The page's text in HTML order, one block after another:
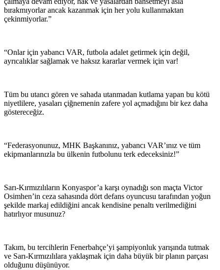
bırakmıyorlar ancak kazanmak için her yolu kullanmaktan
çekinmiyorlar.”
“Onlar için yabancı VAR, futbola adalet getirmek için değil,
ayrıcalıklar sağlamak ve haksız kararlar vermek için var!
Tüm bu utancı gören ve sahada utanmadan kutlama yapan bu kötü
niyetlilere, yasaları çiğnemenin zafere yol açmadığını bir kez daha
göstereceğiz.
“Federasyonunuz, MHK Başkanınız, yabancı VAR’ınız ve tüm
ekipmanlarınızla bu ülkenin futbolunu terk edeceksiniz!”
Sarı-Kırmızılıların Konyaspor’a karşı oynadığı son maçta Victor
Osimhen’in ceza sahasında dört defans oyuncusu tarafından yoğun
şekilde markaj edildiğini ancak kendisine penaltı verilmediğini
hatırlıyor musunuz?
Takım, bu tercihlerin Fenerbahçe’yi şampiyonluk yarışında tutmak
ve Sarı-Kırmızılılara yaklaşmak için daha büyük bir planın parçası
olduğunu düşünüyor.